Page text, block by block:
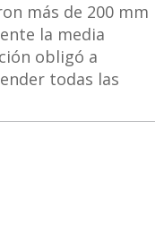
más de 200 mm
la media
obligó a
todas las